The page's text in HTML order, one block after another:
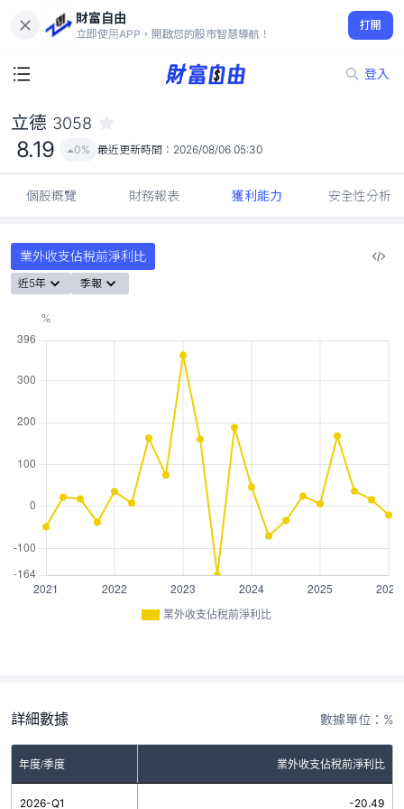
財富自由
立即使用APP，開啟您的股市智慧導航！
打開
登入
8.19
0%
立德 3058
8.19 0% 最近更新時間： 2026/08/06 05:30
個股概覽 財務報表 獲利能力 安全性分析
業外收支佔稅前淨利比
近5年 季報
業外收支佔稅前淨利比
詳細數據 數據單位：%
年度/季度 業外收支佔稅前淨利比
2026-Q1 -20.49